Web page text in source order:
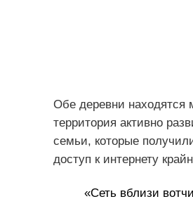
Обе деревни находятся
территория активно
семьи, которые
доступ к интернету
«Сеть вблизи